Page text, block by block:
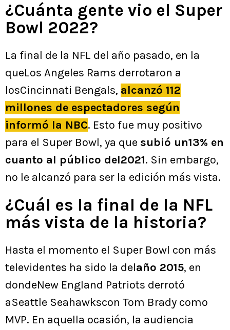
¿Cuánta gente vio el Super
Bowl 2022?
La final de la NFL del año pasado, en la
queLos Angeles Rams derrotaron a
losCincinnati Bengals, alcanzó 112
millones de espectadores según
informó la NBC. Esto fue muy positivo
para el Super Bowl, ya que subió un13% en
cuanto al público del2021. Sin embargo,
no le alcanzó para ser la edición más vista.
¿Cuál es la final de la NFL
más vista de la historia?
Hasta el momento el Super Bowl con más
televidentes ha sido la delaño 2015, en
dondeNew England Patriots derrotó
aSeattle Seahawkscon Tom Brady como
MVP. En aquella ocasión, la audiencia